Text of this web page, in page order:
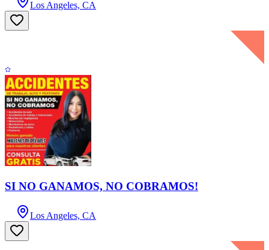
Los Angeles, CA
SI NO GANAMOS, NO COBRAMOS!
Los Angeles, CA